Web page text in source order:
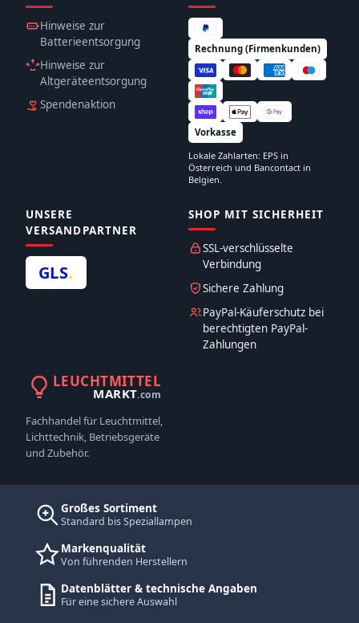
Hinweise zur
Batterieentsorgung
Hinweise zur
Altgeräteentsorgung
Spendenaktion
Rechnung (Firmenkunden)
Vorkasse
Lokale Zahlarten: EPS in
Österreich und Bancontact in
Belgien.
UNSERE
VERSANDPARTNER
GLS.
SHOP MIT SICHERHEIT
SSL-verschlüsselte
Verbindung
Sichere Zahlung
PayPal-Käuferschutz bei
berechtigten PayPal-
Zahlungen
LEUCHTMITTEL
MARKT.com
Fachhandel für Leuchtmittel,
Lichttechnik, Betriebsgeräte
und Zubehör.
Großes Sortiment
Standard bis Speziallampen
Markenqualität
Von führenden Herstellern
Datenblätter & technische Angaben
Für eine sichere Auswahl